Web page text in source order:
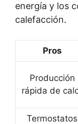
energía y los
calefacción.
Pros
Producción
rápida de
Termostatos